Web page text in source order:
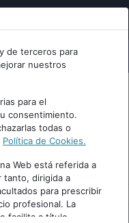
de terceros para
nuestros
para el
consentimiento.
todas o
Política de Cookies.
Web está referida a
tanto, dirigida a
para prescribir
profesional. La
facilita a título